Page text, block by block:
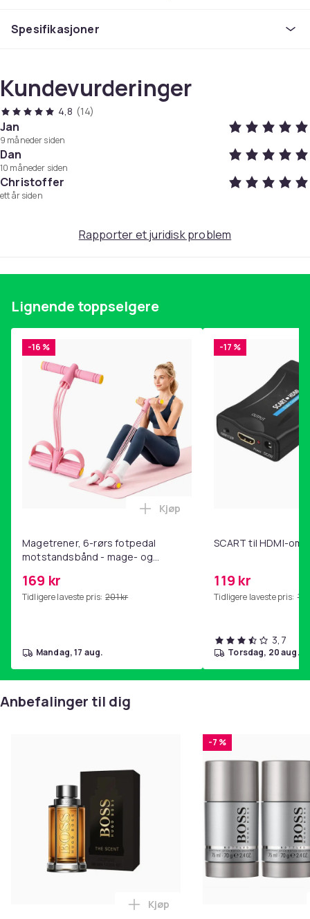
Spesifikasjoner
Kundevurderinger
4,8 (14)
Jan
9 måneder siden
Dan
10 måneder siden
Christoffer
ett år siden
Rapporter et juridisk problem
Lignende toppselgere
-16 %
Magetrener, 6-rørs fotpedal
motstandsbånd - mage- og
hjemmegymnastikk Pink
169 kr
Tidligere laveste pris: 201 kr
Legg Magetrener, 6-rørs
Kjøp
mandag, 17 aug.
-17 %
SCART til HDMI-
119 kr
Tidligere laveste pris:
3,7
torsdag, 20 aug.
Anbefalinger til dig
Legg Hugo Boss The Scent
Kjøp
-7 %